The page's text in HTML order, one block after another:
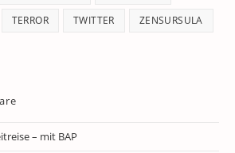
TERROR TWITTER ZENSURSULA
– mit BAP